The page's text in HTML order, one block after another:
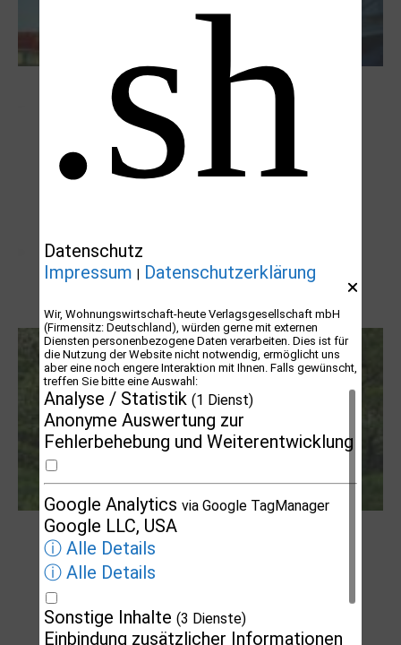
NUKLEUS Kiel
Letj fröögels
Robert Schads „Blickweit“: Linien im Land
der Horizonte
Datenschutz
Impressum
Datenschutzerklärung
Wir, Wohnungswirtschaft-heute Verlagsgesellschaft mbH
(Firmensitz: Deutschland), würden gerne mit externen
Diensten personenbezogene Daten verarbeiten. Dies ist für
die Nutzung der Website nicht notwendig, ermöglicht uns
aber eine noch engere Interaktion mit Ihnen. Falls gewünscht,
treffen Sie bitte eine Auswahl:
Analyse / Statistik (1 Dienst)
Anonyme Auswertung zur
Fehlerbehebung und Weiterentwicklung
Google Analytics via Google TagManager
Google LLC, USA
ⓘ Alle Details
ⓘ Alle Details
Sonstige Inhalte (3 Dienste)
Einbindung zusätzlicher Informationen